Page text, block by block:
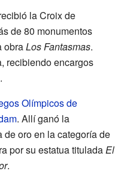
la Croix de
de 80 monumentos
obraLos Fantasmas.
recibiendo encargos
Olímpicos de
. Allí ganó la
de oro en la categoría de
por su estatua tituladaEl
.